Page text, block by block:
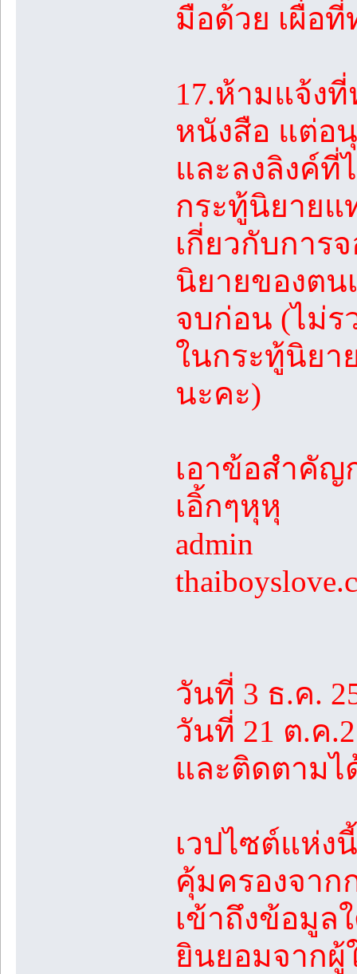
มือด้วย เผื่อ
17.ห้ามแจ้ง
หนังสือ แต่อ
และลงลิงค์ที่
กระทู้นิยาย
เกี่ยวกับการ
นิยายของตน
จบก่อน (ไม่ร
ในกระทู้นิยา
นะคะ)
เอาข้อสำคัญ
เอิ้กๆหุหุ
admin
วันที่ 3 ธ.ค.
วันที่ 21 ต.ค
และติดตามไ
เวปไซต์แห่ง
คุ้มครองจาก
เข้าถึงข้อมูล
ยินยอมจากผู้